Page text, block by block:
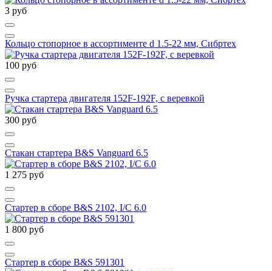
3 руб
Кольцо стопорное в ассортименте d 1.5-22 мм, Сибртех
100 руб
Ручка стартера двигателя 152F-192F, с веревкой
300 руб
Стакан стартера B&S Vanguard 6.5
1 275 руб
Стартер в сборе B&S 2102, I/C 6.0
1 800 руб
Стартер в сборе B&S 591301